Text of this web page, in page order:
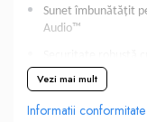
Sunet îmbunătățit
Audio™
detectare a
Vezi mai mult
Informatii